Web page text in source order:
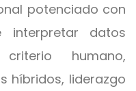
potenciado con
interpretar datos
humano,
híbridos, liderazgo